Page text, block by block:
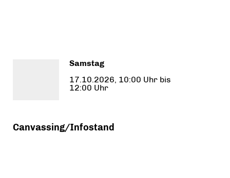
Samstag
17.10.2026, 10:00 Uhr bis
12:00 Uhr
Canvassing/Infostand